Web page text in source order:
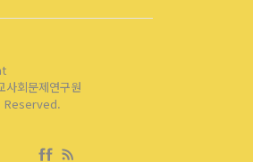
사회문제연구원